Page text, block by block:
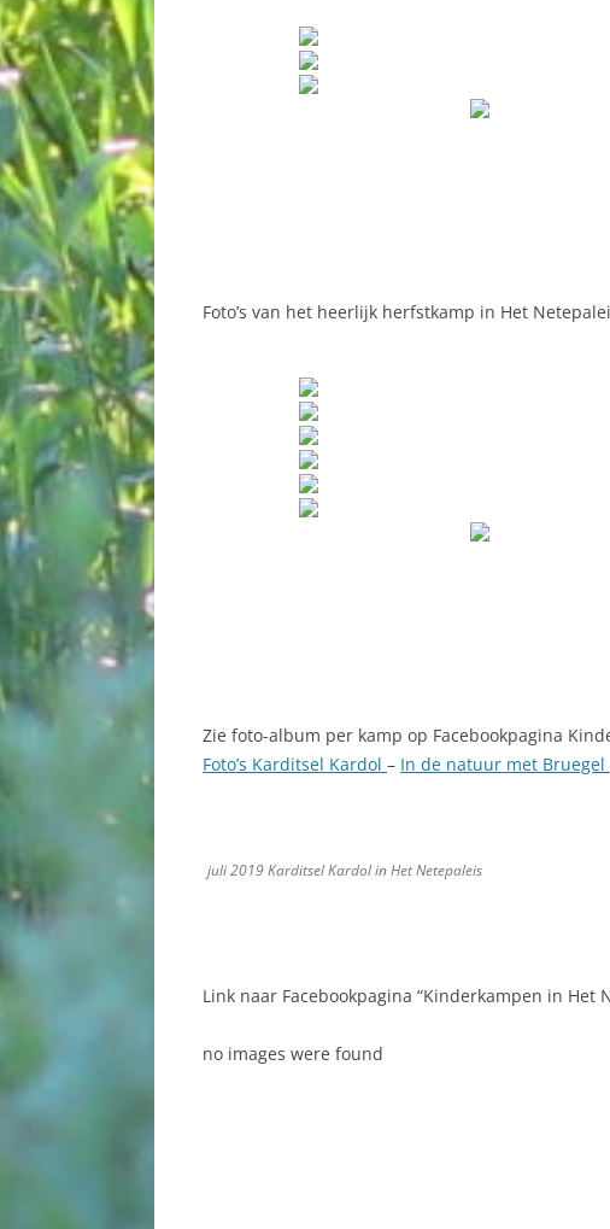
Foto’s van het heerlijk herfstkamp in Het
Zie foto-album per kamp op Facebookpagina
Foto’s Karditsel Kardol – In de natuur met Bruegel
juli 2019 Karditsel Kardol in Het Netepaleis
Link naar Facebookpagina “Kinderkampen in Het
no images were found